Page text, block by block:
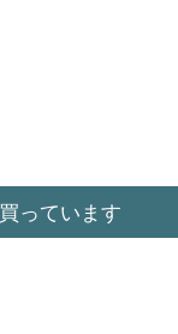
っています